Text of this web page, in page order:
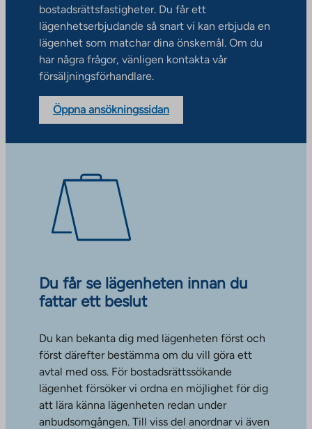
bostadsrättsfastigheter. Du får ett
lägenhetserbjudande så snart vi kan erbjuda en
lägenhet som matchar dina önskemål. Om du
har några frågor, vänligen kontakta vår
försäljningsförhandlare.
Öppna ansökningssidan
Du får se lägenheten innan du
fattar ett beslut
Du kan bekanta dig med lägenheten först och
först därefter bestämma om du vill göra ett
avtal med oss. För bostadsrättssökande
lägenhet försöker vi ordna en möjlighet för dig
att lära känna lägenheten redan under
anbudsomgången. Till viss del anordnar vi även